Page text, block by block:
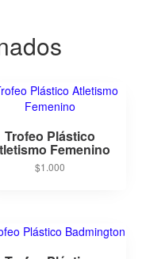
Trofeo Plástico
Femenino
$1.000